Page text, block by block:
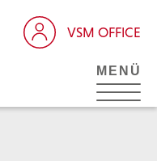
VSM OFFICE
MENÜ